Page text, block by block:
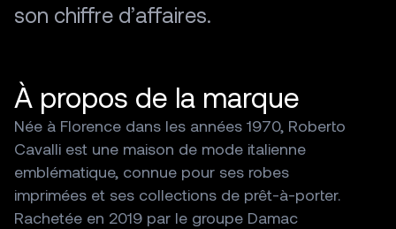
son chiffre d’affaires.
À propos de la marque
Née à Florence dans les années 1970, Roberto
Cavalli est une maison de mode italienne
emblématique, connue pour ses robes
imprimées et ses collections de prêt-à-porter.
Rachetée en 2019 par le groupe Damac